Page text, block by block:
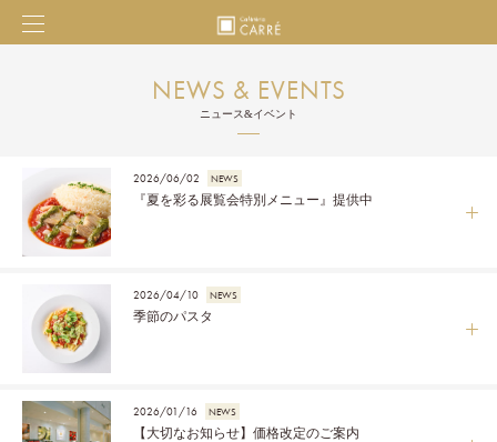
NEWS & EVENTS
ニュース&イベント
2026/06/02 NEWS
『夏を彩る展覧会特別メニュー』提供中
2026/04/10 NEWS
季節のパスタ
2026/01/16 NEWS
【大切なお知らせ】価格改定のご案内